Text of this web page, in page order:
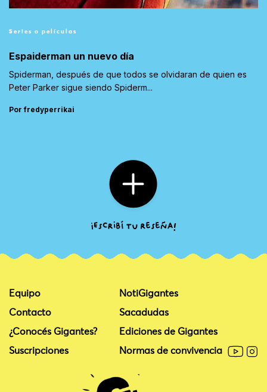
Series o películas
Espaiderman un nuevo día
Spiderman, después de que todos se olvidaran de quien es
Peter Parker sigue siendo Spiderm...
Por fredyperrikai
Equipo
Contacto
¿Conocés Gigantes?
Suscripciones
NotiGigantes
Sacadudas
Ediciones de Gigantes
Normas de convivencia